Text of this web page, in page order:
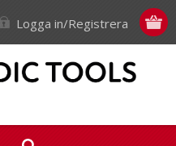
Logga in/Registrera